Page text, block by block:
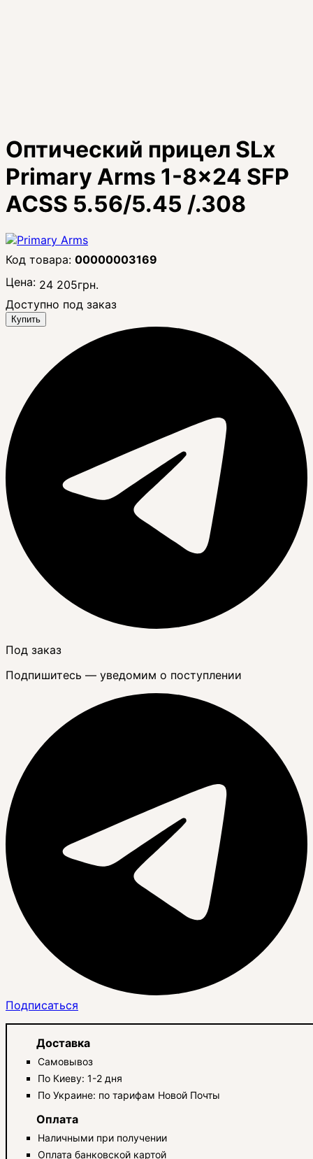
Оптический прицел SLx
Primary Arms 1-8x24 SFP
ACSS 5.56/5.45 /.308
00000003169
Цена: 24 205грн.
Доступно под заказ
Купить
Под заказ
Подпишитесь — уведомим о поступлении
Подписаться
Доставка
Самовывоз
По Киеву: 1-2 дня
По Украине: по тарифам Новой Почты
Оплата
Наличными при получении
Оплата банковской картой